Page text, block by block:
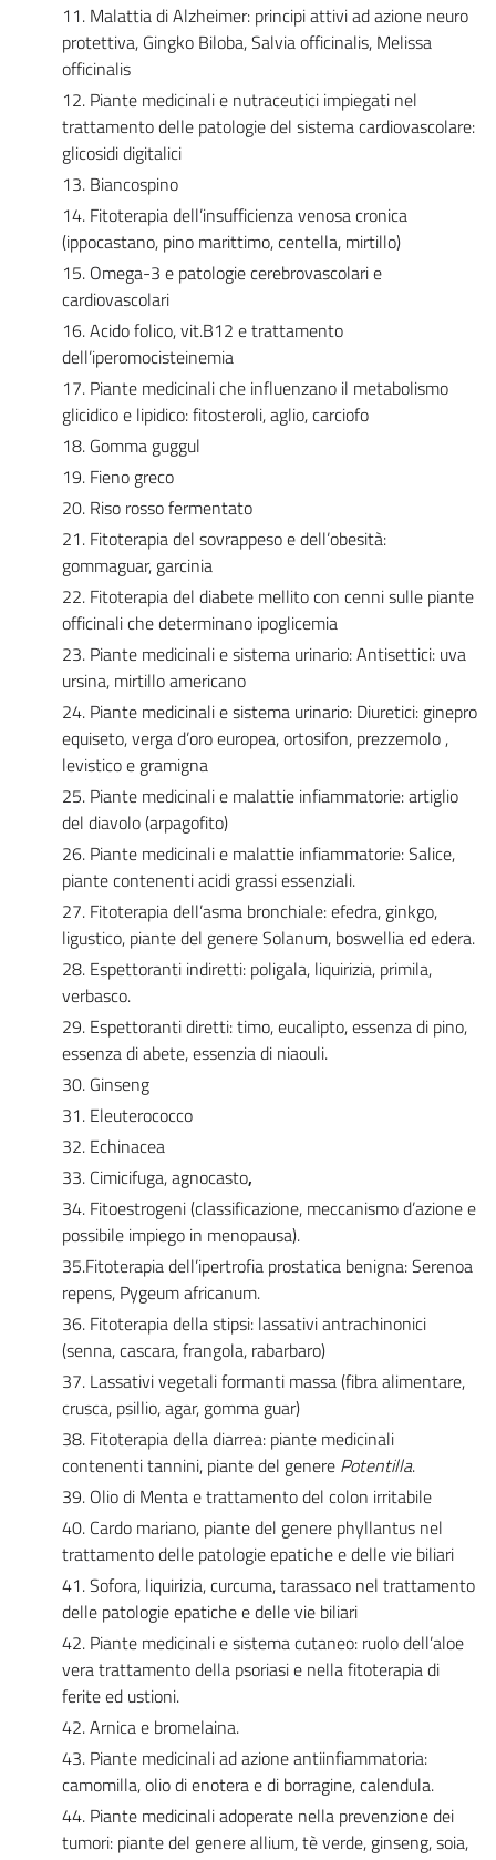
11. Malattia di Alzheimer: principi attivi ad azione neuro
protettiva, Gingko Biloba, Salvia officinalis, Melissa
officinalis
12. Piante medicinali e nutraceutici impiegati nel
trattamento delle patologie del sistema cardiovascolare:
glicosidi digitalici
13. Biancospino
14. Fitoterapia dell’insufficienza venosa cronica
(ippocastano, pino marittimo, centella, mirtillo)
15. Omega-3 e patologie cerebrovascolari e
cardiovascolari
16. Acido folico, vit.B12 e trattamento
dell’iperomocisteinemia
17. Piante medicinali che influenzano il metabolismo
glicidico e lipidico: fitosteroli, aglio, carciofo
18. Gomma guggul
19. Fieno greco
20. Riso rosso fermentato
21. Fitoterapia del sovrappeso e dell’obesità:
gommaguar, garcinia
22. Fitoterapia del diabete mellito con cenni sulle piante
officinali che determinano ipoglicemia
23. Piante medicinali e sistema urinario: Antisettici: uva
ursina, mirtillo americano
24. Piante medicinali e sistema urinario: Diuretici: ginepro
equiseto, verga d’oro europea, ortosifon, prezzemolo ,
levistico e gramigna
25. Piante medicinali e malattie infiammatorie: artiglio
del diavolo (arpagofito)
26. Piante medicinali e malattie infiammatorie: Salice,
piante contenenti acidi grassi essenziali.
27. Fitoterapia dell’asma bronchiale: efedra, ginkgo,
ligustico, piante del genere Solanum, boswellia ed edera.
28. Espettoranti indiretti: poligala, liquirizia, primila,
verbasco.
29. Espettoranti diretti: timo, eucalipto, essenza di pino,
essenza di abete, essenzia di niaouli.
30. Ginseng
31. Eleuterococco
32. Echinacea
33. Cimicifuga, agnocasto,
34. Fitoestrogeni (classificazione, meccanismo d’azione e
possibile impiego in menopausa).
35.Fitoterapia dell’ipertrofia prostatica benigna: Serenoa
repens, Pygeum africanum.
36. Fitoterapia della stipsi: lassativi antrachinonici
(senna, cascara, frangola, rabarbaro)
37. Lassativi vegetali formanti massa (fibra alimentare,
crusca, psillio, agar, gomma guar)
38. Fitoterapia della diarrea: piante medicinali
contenenti tannini, piante del genere Potentilla.
39. Olio di Menta e trattamento del colon irritabile
40. Cardo mariano, piante del genere phyllantus nel
trattamento delle patologie epatiche e delle vie biliari
41. Sofora, liquirizia, curcuma, tarassaco nel trattamento
delle patologie epatiche e delle vie biliari
42. Piante medicinali e sistema cutaneo: ruolo dell’aloe
vera trattamento della psoriasi e nella fitoterapia di
ferite ed ustioni.
42. Arnica e bromelaina.
43. Piante medicinali ad azione antiinfiammatoria:
camomilla, olio di enotera e di borragine, calendula.
44. Piante medicinali adoperate nella prevenzione dei
tumori: piante del genere allium, tè verde, ginseng, soia,